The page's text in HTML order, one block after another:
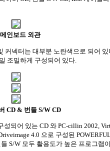
인보드 외관
커넥터는 대부분 노란색으로 되어 있
조밀하게 구성되어 있다.
CD & 번들 S/W CD
되어 있는 CD 와 PC-cillin 2002,
4.0 으로 구성된
S/W 모두 활용도가 높은 프로그램